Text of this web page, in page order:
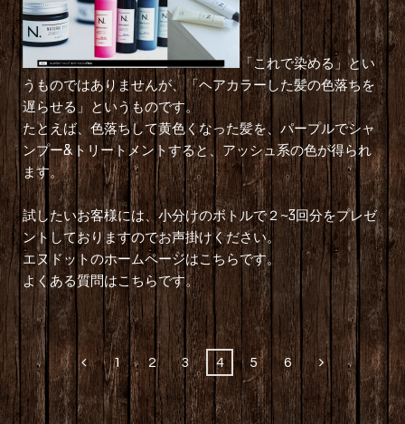
「これで染める」とい
うものではありませんが、「ヘアカラーした髪の色落ちを
遅らせる」というものです。
たとえば、色落ちして黄色くなった髪を、パープルでシャ
ンプー&トリートメントすると、アッシュ系の色が得られ
ます。
試したいお客様には、小分けのボトルで２~3回分をプレゼ
ントしておりますのでお声掛けください。
エヌドットのホームページはこちらです。
よくある質問はこちらです。
1 2 3 4 5 6